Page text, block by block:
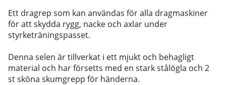
Ett dragrep som kan användas för alla dragmaskiner
för att skydda rygg, nacke och axlar under
styrketräningspasset.
Denna selen är tillverkat i ett mjukt och behagligt
material och har försetts med en stark stålögla och 2
st sköna skumgrepp för händerna.